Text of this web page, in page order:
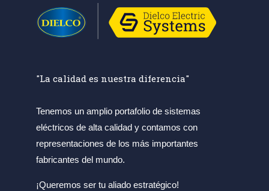
"La calidad es nuestra diferencia"
Tenemos un amplio portafolio de sistemas
eléctricos de alta calidad y contamos con
representaciones de los más importantes
fabricantes del mundo.
¡Queremos ser tu aliado estratégico!